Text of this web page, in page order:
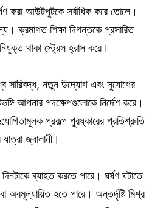
করা আউটপুটকে সর্বাধিক করে তোলে।
ক্রমাগত শিক্ষা দিগন্তকে প্রসারিত
থাকা স্ট্রেস হ্রাস করে।
সারিবদ্ধ, নতুন উদ্যোগ এবং সুযোগের
আপনার পদক্ষেপগুলোকে নির্দেশ করে।
প্রকল্প পুরষ্কারের প্রতিশ্রুতি
জ্বালানী।
ব্যাহত করতে পারে। ঘর্ষণ ঘটাতে
অবমূল্যায়িত হতে পারে। অন্তর্দৃষ্টি মিশ্র